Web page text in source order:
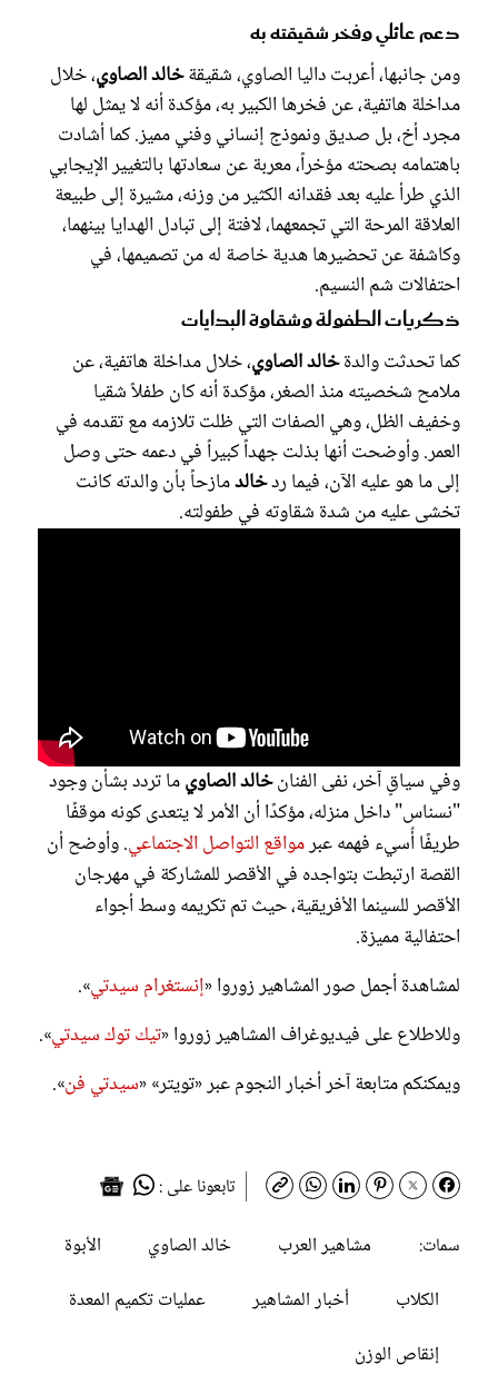
دعم عائلي وفخر شقيقته به
ومن جانبها، أعربت داليا الصاوي، شقيقةخالد الصاوي، خلال
مداخلة هاتفية، عن فخرها الكبير به، مؤكدة أنه لا يمثل لها
مجرد أخ، بل صديق ونموذج إنساني وفني مميز. كما أشادت
باهتمامه بصحته مؤخراً، معربة عن سعادتها بالتغيير الإيجابي
الذي طرأ عليه بعد فقدانه الكثير من وزنه، مشيرة إلى طبيعة
العلاقة المرحة التي تجمعهما، لافتة إلى تبادل الهدايا بينهما،
وكاشفة عن تحضيرها هدية خاصة له من تصميمها، في
احتفالات شم النسيم.
ذكريات الطفولة وشقاوة البدايات
كما تحدثت والدةخالد الصاوي، خلال مداخلة هاتفية، عن
ملامح شخصيته منذ الصغر، مؤكدة أنه كان طفلاً شقيا
وخفيف الظل، وهي الصفات التي ظلت تلازمه مع تقدمه في
العمر. وأوضحت أنها بذلت جهداً كبيراً في دعمه حتى وصل
إلى ما هو عليه الآن، فيما ردخالدمازحاً بأن والدته كانت
تخشى عليه من شدة شقاوته في طفولته.
وفي سياقٍ آخر، نفى الفنانخالد الصاويما تردد بشأن وجود
"نسناس" داخل منزله، مؤكدًا أن الأمر لا يتعدى كونه موقفًا
طريفًا أُسيء فهمه عبرمواقع التواصل الاجتماعي. وأوضح أن
القصة ارتبطت بتواجده في الأقصر للمشاركة في مهرجان
الأقصر للسينما الأفريقية، حيث تم تكريمه وسط أجواء
احتفالية مميزة.
لمشاهدة أجمل صور المشاهير زوروا «إنستغرام سيدتي».
وللاطلاع على فيديوغراف المشاهير زوروا «تيك توك سيدتي».
ويمكنكم متابعة آخر أخبار النجوم عبر «تويتر» «سيدتي فن».
تابعونا على :
سمات:
مشاهير العرب خالد الصاوي
الأبوة
الكلاب
أخبار المشاهير
عمليات تكميم المعدة
إنقاص الوزن